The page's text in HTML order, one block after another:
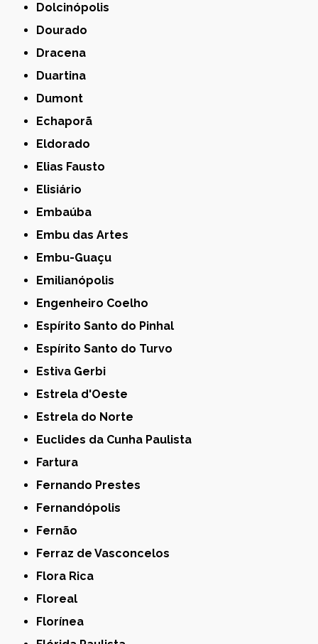
Dolcinópolis
Dourado
Dracena
Duartina
Dumont
Echaporã
Eldorado
Elias Fausto
Elisiário
Embaúba
Embu das Artes
Embu-Guaçu
Emilianópolis
Engenheiro Coelho
Espírito Santo do Pinhal
Espírito Santo do Turvo
Estiva Gerbi
Estrela d'Oeste
Estrela do Norte
Euclides da Cunha Paulista
Fartura
Fernando Prestes
Fernandópolis
Fernão
Ferraz de Vasconcelos
Flora Rica
Floreal
Florínea